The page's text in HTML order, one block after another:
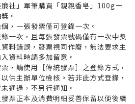
社」單筆購買「親親香皂」100g一
。
，一張發票僅可登錄一次。
一次，且每張發票號碼僅有一次中獎
料錯誤，發票視同作廢，無法要求主
資料時請多加留意。
，請使用［傳統發票］之登錄方式，
供主辦單位檢核。若非此方式登錄，
通過，不另行通知。
票正本及消費明細妥善保留以便後續